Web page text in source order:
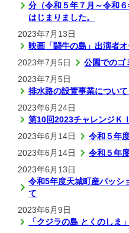
分（令和５年７月～令和
はじまりました。
2023年7月13日
映画「闘牛の島」出演者
2023年7月5日
公園でのゴ
2023年7月5日
排水路の設置事業につい
2023年6月24日
第10回2023チャレンジＫ
2023年6月14日
令和５年
2023年6月14日
令和５年
2023年6月13日
令和5年度天城町産パッシ
て
2023年6月9日
「クジラの島 とくのしま